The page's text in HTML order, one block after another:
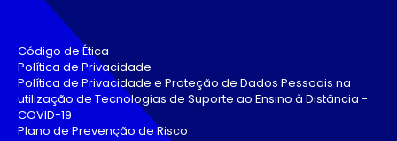
Código de Ética
Política de Privacidade
Política de Privacidade e Proteção de Dados Pessoais na
utilização de Tecnologias de Suporte ao Ensino à Distância -
COVID-19
Plano de Prevenção de Risco